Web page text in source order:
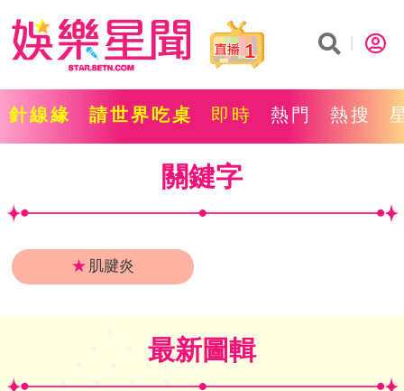
1
針線緣 請世界吃桌 即時 熱門 熱搜
關鍵字
★ 肌腱炎
最新圖輯